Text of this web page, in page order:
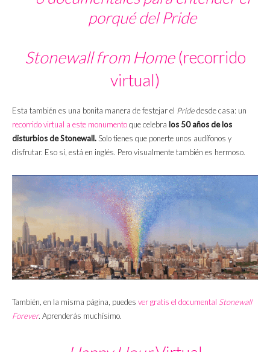
porqué del Pride
Stonewall from Home(recorrido
virtual)
Esta también es una bonita manera de festejar el Pridedesde casa: un
recorrido virtual a este monumentoque celebra los 50 años de los
disturbios de Stonewall. Solo tienes que ponerte unos audífonos y
disfrutar. Eso sí, está en inglés. Pero visualmente también es hermoso.
También, en la misma página, puedes ver gratis el documental Stonewall
Forever. Aprenderás muchísimo.